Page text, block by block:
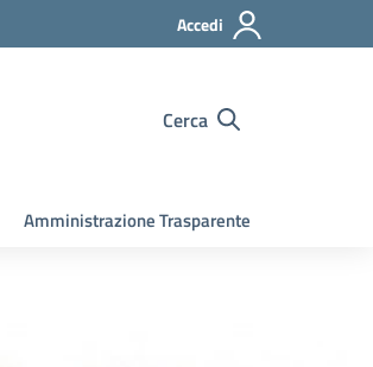
Accedi
Cerca
Amministrazione Trasparente